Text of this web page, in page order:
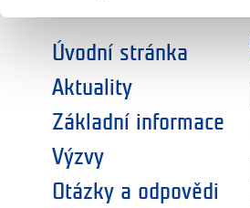
Úvodní stránka
Aktuality
Základní informace
Výzvy
Otázky a odpovědi